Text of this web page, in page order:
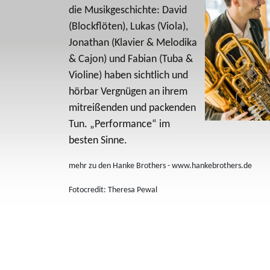
die Musikgeschichte: David
(Blockflöten), Lukas (Viola),
Jonathan (Klavier & Melodika
& Cajon) und Fabian (Tuba &
Violine) haben sichtlich und
hörbar Vergnügen an ihrem
mitreißenden und packenden
Tun. „Performance“ im
besten Sinne.
mehr zu den Hanke Brothers - www.hankebrothers.de
Fotocredit: Theresa Pewal